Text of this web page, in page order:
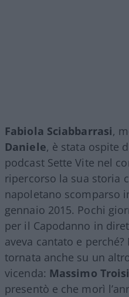
Fabiola Sciabbarrasi,
Daniele, è stata ospite
podcast Sette Vite nel
ripercorso la sua storia
napoletano scomparso
gennaio 2015. Pochi
per il Capodanno in
aveva cantato e
tornata anche su un
vicenda: Massimo Troisi
presentò e che morì